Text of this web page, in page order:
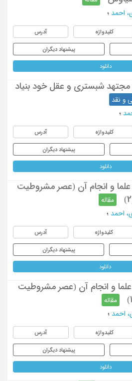
احمد ؛
کلیدواژه آدرس
پیشنهاد دیگران
دانلود
شبستری و عقل خود بنیاد
و نقد
؛
کلیدواژه آدرس
پیشنهاد دیگران
دانلود
علما و انجام آن (عصر مشروطیت
مقاله
احمد ؛
کلیدواژه آدرس
پیشنهاد دیگران
دانلود
و انجام آن (عصر مشروطیت
مقاله
احمد ؛
کلیدواژه آدرس
پیشنهاد دیگران
دانلود